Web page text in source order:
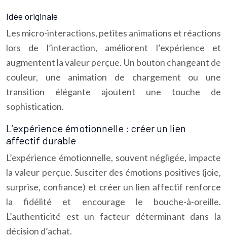
Idée originale
Les micro-interactions, petites animations et réactions
lors de l’interaction, améliorent l’expérience et
augmentent la valeur perçue. Un bouton changeant de
couleur, une animation de chargement ou une
transition élégante ajoutent une touche de
sophistication.
L’expérience émotionnelle : créer un lien
affectif durable
L’expérience émotionnelle, souvent négligée, impacte
la valeur perçue. Susciter des émotions positives (joie,
surprise, confiance) et créer un lien affectif renforce
la fidélité et encourage le bouche-à-oreille.
L’authenticité est un facteur déterminant dans la
décision d’achat.